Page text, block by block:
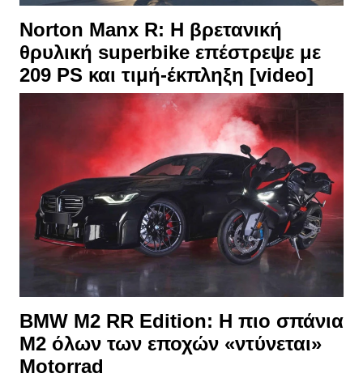
Norton Manx R: Η βρετανική
θρυλική superbike επέστρεψε με
209 PS και τιμή-έκπληξη [video]
BMW M2 RR Edition: Η πιο σπάνια
M2 όλων των εποχών «ντύνεται»
Motorrad